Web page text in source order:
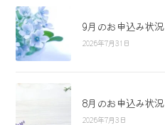
9月のお申込み状況
2026年7月31日
8月のお申込み状況
2026年7月3日